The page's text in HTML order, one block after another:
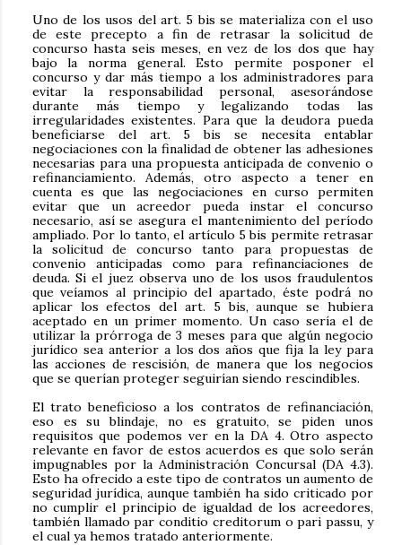
Uno de los usos del art. 5 bis se materializa con el uso
de este precepto a fin de retrasar la solicitud de
concurso hasta seis meses, en vez de los dos que hay
bajo la norma general. Esto permite posponer el
concurso y dar más tiempo a los administradores para
evitar la responsabilidad personal, asesorándose
durante más tiempo y legalizando todas las
irregularidades existentes. Para que la deudora pueda
beneficiarse del art. 5 bis se necesita entablar
negociaciones con la finalidad de obtener las adhesiones
necesarias para una propuesta anticipada de convenio o
refinanciamiento. Además, otro aspecto a tener en
cuenta es que las negociaciones en curso permiten
evitar que un acreedor pueda instar el concurso
necesario, así se asegura el mantenimiento del período
ampliado. Por lo tanto, el artículo 5 bis permite retrasar
la solicitud de concurso tanto para propuestas de
convenio anticipadas como para refinanciaciones de
deuda. Si el juez observa uno de los usos fraudulentos
que veíamos al principio del apartado, éste podrá no
aplicar los efectos del art. 5 bis, aunque se hubiera
aceptado en un primer momento. Un caso sería el de
utilizar la prórroga de 3 meses para que algún negocio
jurídico sea anterior a los dos años que fija la ley para
las acciones de rescisión, de manera que los negocios
que se querían proteger seguirían siendo rescindibles.
El trato beneficioso a los contratos de refinanciación,
eso es su blindaje, no es gratuito, se piden unos
requisitos que podemos ver en la DA 4. Otro aspecto
relevante en favor de estos acuerdos es que solo serán
impugnables por la Administración Concursal (DA 4.3).
Esto ha ofrecido a este tipo de contratos un aumento de
seguridad jurídica, aunque también ha sido criticado por
no cumplir el principio de igualdad de los acreedores,
también llamado par conditio creditorum o pari passu, y
el cual ya hemos tratado anteriormente.